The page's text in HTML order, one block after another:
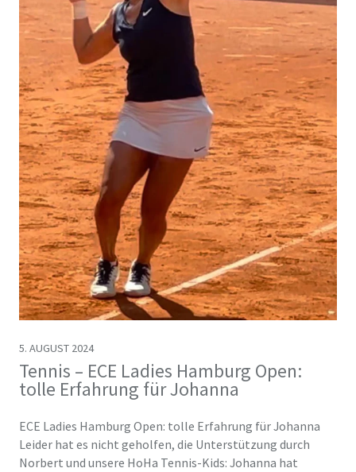
Tennis – ECE Ladies Hamburg Open:
tolle Erfahrung für Johanna
5. AUGUST 2024
ECE Ladies Hamburg Open: tolle Erfahrung für Johanna
Leider hat es nicht geholfen, die Unterstützung durch
Norbert und unsere HoHa Tennis-Kids: Johanna hat